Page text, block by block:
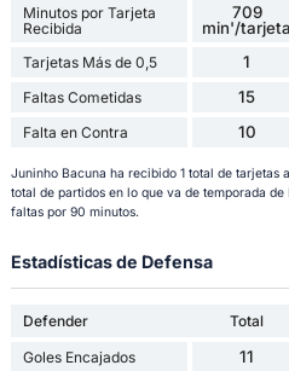
Minutos por Tarjeta
Recibida
709
min'/tarjeta
Tarjetas Más de 0,5 1
Faltas Cometidas 15
Falta en Contra 10
Juninho Bacuna ha recibido 1 total de tarjetas
total de partidos en lo que va de temporada
faltas por 90 minutos.
Estadísticas de Defensa
Defender Total
Goles Encajados
11